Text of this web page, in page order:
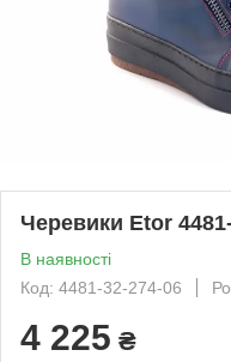
Черевики Etor
В наявності
Код: 4481-32-274-06
4 225 ₴